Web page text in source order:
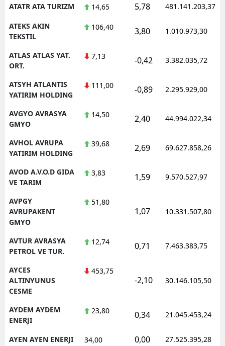
ATATR ATA TURIZM 14,65 5,78 481.141.203,37
ATEKS AKIN
TEKSTIL
106,40 3,80 1.010.973,30
ATLAS ATLAS YAT.
ORT.
7,13 -0,42 3.382.035,72
ATSYH ATLANTIS
YATIRIM HOLDING
111,00 -0,89 2.295.929,00
AVGYO AVRASYA
GMYO
14,50 2,40 44.994.022,34
AVHOL AVRUPA
YATIRIM HOLDING
39,68 2,69 69.627.858,26
AVOD A.V.O.D GIDA
VE TARIM
3,83 1,59 9.570.527,97
AVPGY
AVRUPAKENT
GMYO
51,80
1,07 10.331.507,80
AVTUR AVRASYA
PETROL VE TUR.
12,74 0,71 7.463.383,75
AYCES
ALTINYUNUS
CESME
453,75
-2,10 30.146.105,50
AYDEM AYDEM
ENERJI
23,80 0,34 21.045.453,24
AYEN AYEN ENERJI 34,00 0,00 27.525.395,28